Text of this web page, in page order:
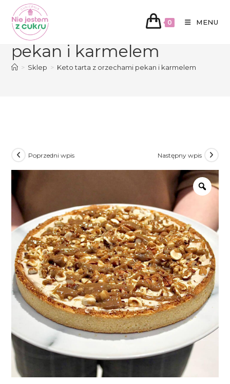
Koniec
treści
0 MENU
Keto tarta z orzechami
pekan i karmelem
> Sklep > Keto tarta z orzechami pekan i karmelem
Poprzedni wpis Następny wpis